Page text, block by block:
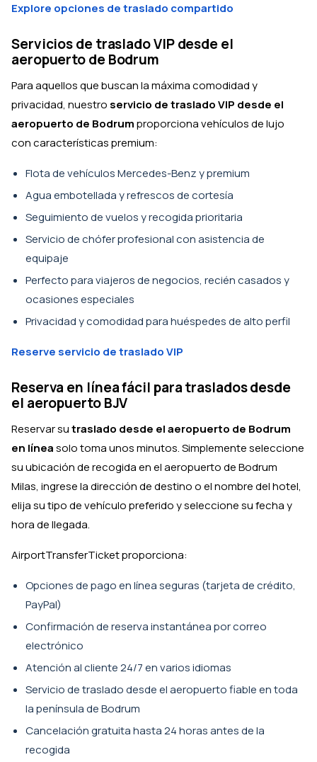
Explore opciones de traslado compartido
Servicios de traslado VIP desde el
aeropuerto de Bodrum
Para aquellos que buscan la máxima comodidad y
privacidad, nuestro servicio de traslado VIP desde el
aeropuerto de Bodrumproporciona vehículos de lujo
con características premium:
Flota de vehículos Mercedes-Benz y premium
Agua embotellada y refrescos de cortesía
Seguimiento de vuelos y recogida prioritaria
Servicio de chófer profesional con asistencia de
equipaje
Perfecto para viajeros de negocios, recién casados y
ocasiones especiales
Privacidad y comodidad para huéspedes de alto perfil
Reserve servicio de traslado VIP
Reserva en línea fácil para traslados desde
el aeropuerto BJV
Reservar sutraslado desde el aeropuerto de Bodrum
en líneasolo toma unos minutos. Simplemente seleccione
su ubicación de recogida en el aeropuerto de Bodrum
Milas, ingrese la dirección de destino o el nombre del hotel,
elija su tipo de vehículo preferido y seleccione su fecha y
hora de llegada.
AirportTransferTicket proporciona:
Opciones de pago en línea seguras (tarjeta de crédito,
PayPal)
Confirmación de reserva instantánea por correo
electrónico
Atención al cliente 24/7 en varios idiomas
Servicio de traslado desde el aeropuerto fiable en toda
la península de Bodrum
Cancelación gratuita hasta 24 horas antes de la
recogida